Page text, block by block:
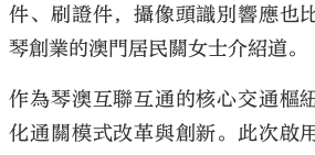
件、刷證件，攝像頭識別響應也
琴創業的澳門居民關女士介紹道。
作為琴澳互聯互通的核心交通樞
化通關模式改革與創新。此次啟